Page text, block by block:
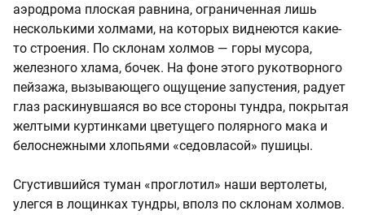
аэродрома плоская равнина, ограниченная лишь
несколькими холмами, на которых виднеются какие-
то строения. По склонам холмов — горы мусора,
железного хлама, бочек. На фоне этого рукотворного
пейзажа, вызывающего ощущение запустения, радует
глаз раскинувшаяся во все стороны тундра, покрытая
желтыми куртинками цветущего полярного мака и
белоснежными хлопьями «седовласой» пушицы.
Сгустившийся туман «проглотил» наши вертолеты,
улегся в лощинках тундры, вполз по склонам холмов.